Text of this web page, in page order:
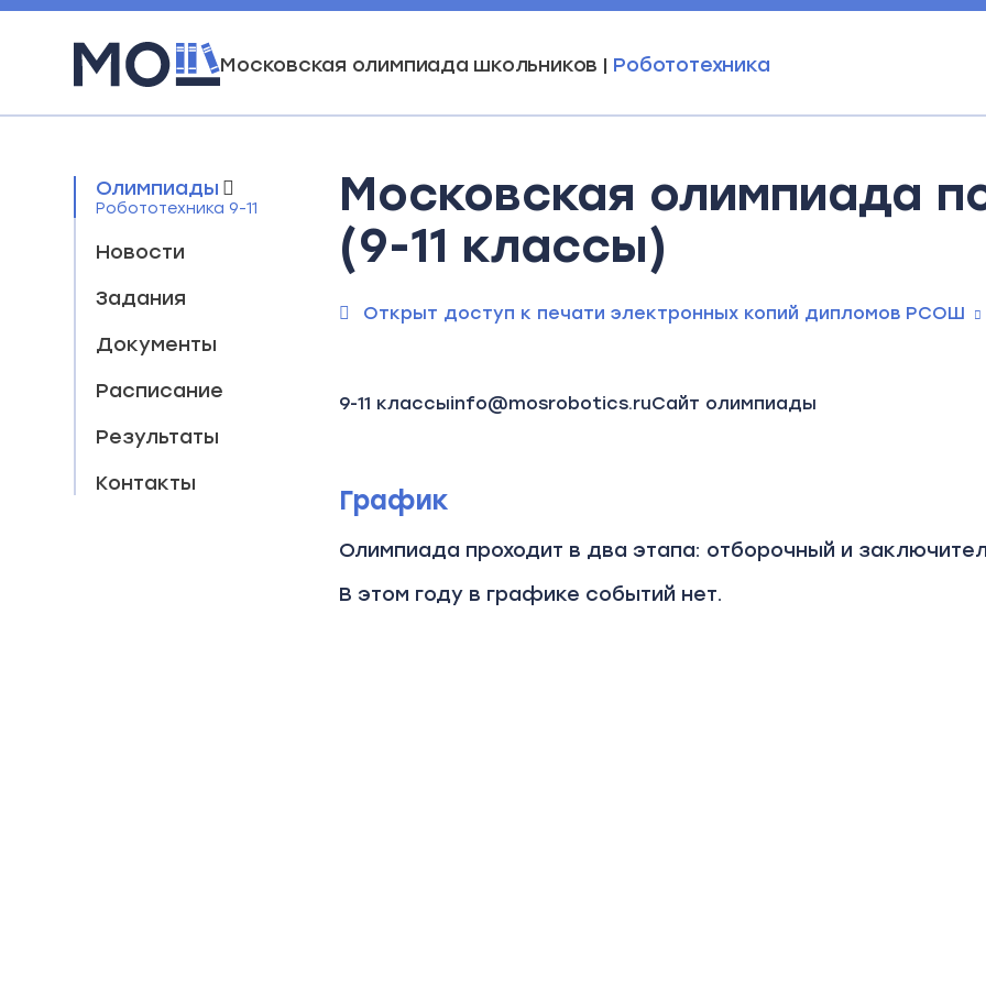
Московская олимпиада школьников | Робототехника
Олимпиады
Робототехника 9-11
Новости
Задания
Документы
Расписание
Результаты
Контакты
Московская олимпиада
(9-11 классы)
Открыт доступ к печати электронных копий дипломов РСОШ
9-11 классыinfo@mosrobotics.ruСайт олимпиады
График
Олимпиада проходит в два этапа: отборочный и
В этом году в графике событий нет.